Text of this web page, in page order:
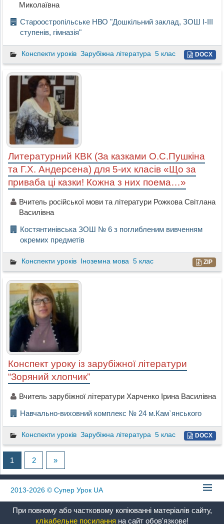
Миколаївна
Староостропільське НВО "Дошкільний заклад, ЗОШ І-ІІІ
ступенів, гімназія"
Конспекти уроків Зарубіжна література 5 клас DOCX
Литературний КВК (За казками О.С.Пушкіна
та Г.Х. Андерсена) для 5-их класів «Що за
приваба ці казки! Кожна з них поема…»
Вчитель російської мови та літератури Рожкова Світлана
Василівна
Костянтинівська ЗОШ № 6 з поглибленим вивченням
окремих предметів
Конспекти уроків Іноземна мова 5 клас ZIP
Конспект уроку із зарубіжної літератури
“Зоряний хлопчик”
Вчитель зарубіжної літератури Харченко Ірина Василівна
Навчально-виховний комплекс № 24 м.Кам`янського
Конспекти уроків Зарубіжна література 5 клас DOCX
1 2 »
2013-2026 © Супер Урок UA
При повному або частковому копіюванні матеріалів сайту,
клікабельне посилання на сайт обов'язкове!